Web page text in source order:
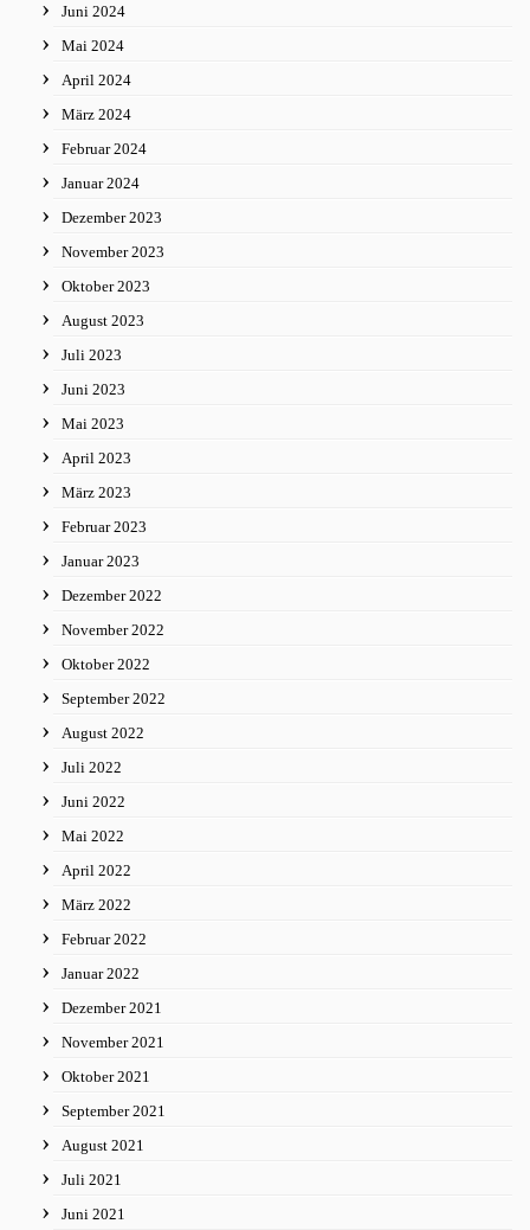
Juni 2024
Mai 2024
April 2024
März 2024
Februar 2024
Januar 2024
Dezember 2023
November 2023
Oktober 2023
August 2023
Juli 2023
Juni 2023
Mai 2023
April 2023
März 2023
Februar 2023
Januar 2023
Dezember 2022
November 2022
Oktober 2022
September 2022
August 2022
Juli 2022
Juni 2022
Mai 2022
April 2022
März 2022
Februar 2022
Januar 2022
Dezember 2021
November 2021
Oktober 2021
September 2021
August 2021
Juli 2021
Juni 2021